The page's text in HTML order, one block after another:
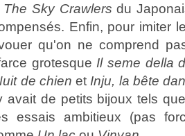
The Sky Crawlersdu
Enfin, pour imiter
qu'on ne comprend
grotesque Il seme della
de chienet Inju, la bête
avait de petits bijoux tels
essais ambitieux (pas